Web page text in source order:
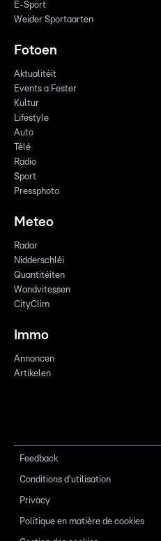
E-Sport
Weider Sportaarten
Fotoen
Aktualitéit
Events a Fester
Kultur
Lifestyle
Auto
Télé
Radio
Sport
Pressphoto
Meteo
Radar
Nidderschléi
Quantitéiten
Wandvitessen
CityClim
Immo
Annoncen
Artikelen
Feedback
Conditions d'utilisation
Privacy
Politique en matière de cookies